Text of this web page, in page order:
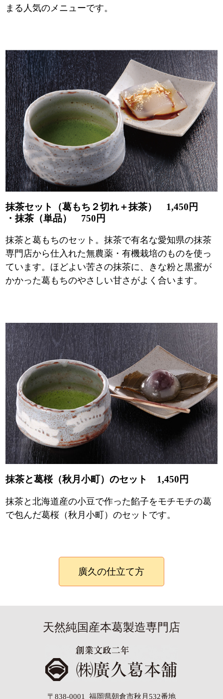
まる人気のメニューです。
抹茶セット（葛もち２切れ＋抹茶） 1,450円
・抹茶（単品） 750円
抹茶と葛もちのセット。抹茶で有名な愛知県の抹茶
専門店から仕入れた無農薬・有機栽培のものを使っ
ています。ほどよい苦さの抹茶に、きな粉と黒蜜が
かかった葛もちのやさしい甘さがよく合います。
抹茶と葛桜（秋月小町）のセット 1,450円
抹茶と北海道産の小豆で作った餡子をモチモチの葛
で包んだ葛桜（秋月小町）のセットです。
廣久の仕立て方
天然純国産本葛製造専門店
〒838-0001 福岡県朝倉市秋月532番地